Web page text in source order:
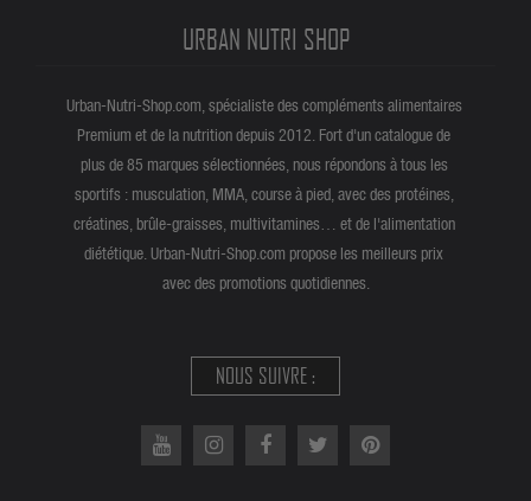
URBAN NUTRI SHOP
Urban-Nutri-Shop.com, spécialiste des compléments alimentaires
Premium et de la nutrition depuis 2012. Fort d'un catalogue de
plus de 85 marques sélectionnées, nous répondons à tous les
sportifs : musculation, MMA, course à pied, avec des protéines,
créatines, brûle-graisses, multivitamines… et de l'alimentation
diététique. Urban-Nutri-Shop.com propose les meilleurs prix
avec des promotions quotidiennes.
NOUS SUIVRE :